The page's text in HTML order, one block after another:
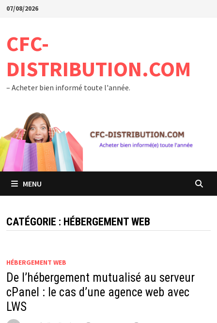
Passer
07/08/2026
CFC-
DISTRIBUTION.COM
– Acheter bien informé toute l'année.
MENU
CATÉGORIE : HÉBERGEMENT WEB
HÉBERGEMENT WEB
De l’hébergement mutualisé au serveur
cPanel : le cas d’une agence web avec
LWS